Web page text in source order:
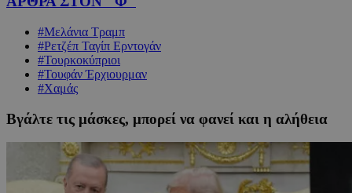
#Μελάνια Τραμπ
#Ρετζέπ Ταγίπ Ερντογάν
#Τουρκοκύπριοι
#Τουφάν Έρχιουρμαν
#Χαμάς
Βγάλτε τις μάσκες, μπορεί να φανεί και η αλήθεια